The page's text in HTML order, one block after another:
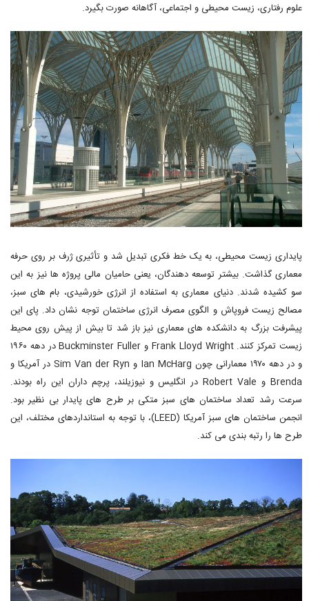
علوم رفتاری، زیست محیطی و اجتماعی، آگاهانه صورت بگیرد.
پایداری زیست محیطی، به یک خط فکری تبدیل شد و تأثیری ژرف بر روی حرفه
معماری گذاشت. بیشتر توسعه دهندگان، یعنی حامیان مالی پروژه ها نیز به این
سو کشیده شدند. دنیای معماری به استفاده از انرژی خورشیدی، بام های سبز،
مصالح زیست فروپاش و الگوی مصرف انرژی ساختمان توجه نشان داد. پای این
پیشرفت بزرگ به دانشکده های معماری نیز باز شد تا بیش از پیش روی محیط
زیست تمرکز کنند. Frank Lloyd Wright و Buckminster Fuller در دهه ۱۹۶۰
و در دهه ۱۹۷۰ معمارانی چون Ian McHarg و Sim Van der Ryn در آمریکا و
Brenda و Robert Vale در انگلیس و نیوزیلند، پرچم داران این راه بودند.
سرعت رشد تعداد ساختمان های سبز متکی بر طرح های پایدار بی نظیر بود.
انجمن ساختمان های سبز آمریکا (LEED)، با توجه به استانداردهای مختلف، این
طرح ها را رتبه ­بندی می­ کند.